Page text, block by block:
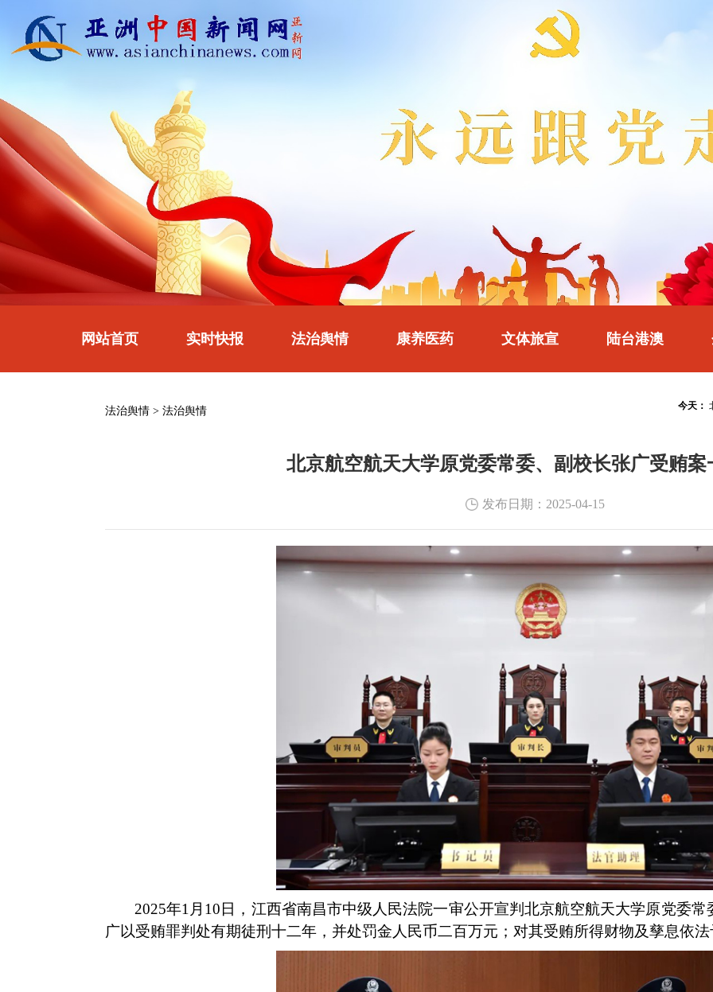
网站首页 实时快报 法治舆情 康养医药 文体旅宣 陆台港澳
法治舆情 > 法治舆情
北京航空航天大学原党委常委、副校长张广受贿案
发布日期：2025-04-15
2025年1月10日，江西省南昌市中级人民法院一审公开宣判北京航空航天大学原党委
广以受贿罪判处有期徒刑十二年，并处罚金人民币二百万元；对其受贿所得财物及孳息依